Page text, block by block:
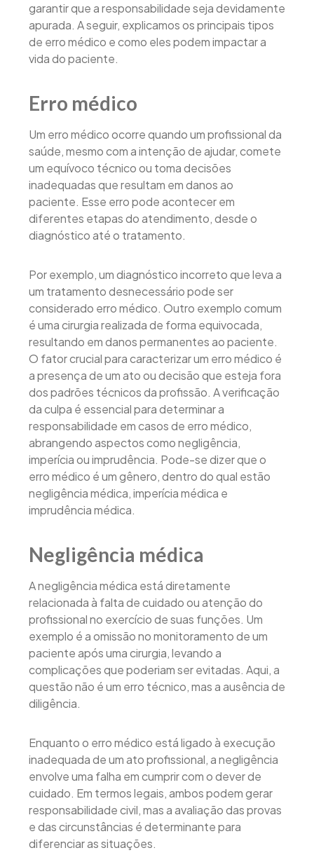
garantir que a responsabilidade seja devidamente
apurada. A seguir, explicamos os principais tipos
de erro médico e como eles podem impactar a
vida do paciente.
Erro médico
Um erro médico ocorre quando um profissional da
saúde, mesmo com a intenção de ajudar, comete
um equívoco técnico ou toma decisões
inadequadas que resultam em danos ao
paciente. Esse erro pode acontecer em
diferentes etapas do atendimento, desde o
diagnóstico até o tratamento.
Por exemplo, um diagnóstico incorreto que leva a
um tratamento desnecessário pode ser
considerado erro médico. Outro exemplo comum
é uma cirurgia realizada de forma equivocada,
resultando em danos permanentes ao paciente.
O fator crucial para caracterizar um erro médico é
a presença de um ato ou decisão que esteja fora
dos padrões técnicos da profissão. A verificação
da culpa é essencial para determinar a
responsabilidade em casos de erro médico,
abrangendo aspectos como negligência,
imperícia ou imprudência. Pode-se dizer que o
erro médico é um gênero, dentro do qual estão
negligência médica, imperícia médica e
imprudência médica.
Negligência médica
A negligência médica está diretamente
relacionada à falta de cuidado ou atenção do
profissional no exercício de suas funções. Um
exemplo é a omissão no monitoramento de um
paciente após uma cirurgia, levando a
complicações que poderiam ser evitadas. Aqui, a
questão não é um erro técnico, mas a ausência de
diligência.
Enquanto o erro médico está ligado à execução
inadequada de um ato profissional, a negligência
envolve uma falha em cumprir com o dever de
cuidado. Em termos legais, ambos podem gerar
responsabilidade civil, mas a avaliação das provas
e das circunstâncias é determinante para
diferenciar as situações.